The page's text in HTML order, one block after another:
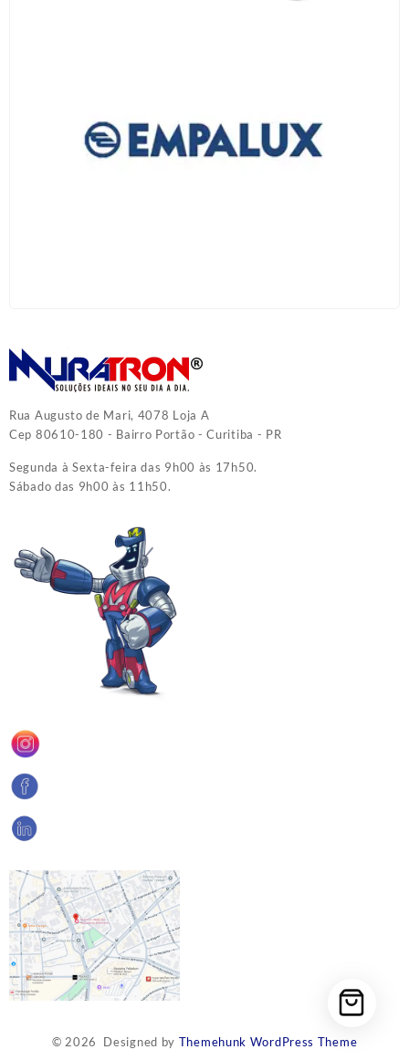
Rua Augusto de Mari, 4078 Loja A
Cep 80610-180 - Bairro Portão - Curitiba - PR
Segunda à Sexta-feira das 9h00 às 17h50.
Sábado das 9h00 às 11h50.
© 2026 Designed by Themehunk WordPress Theme